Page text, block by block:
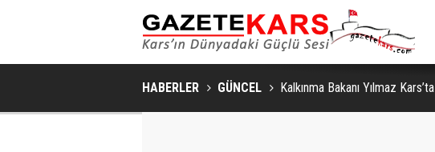
HABERLER GÜNCEL Kalkınma Bakanı Yılmaz Kars’ta